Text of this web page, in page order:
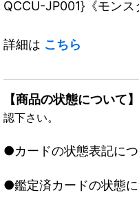
QCCU-JP001}《モンス
詳細は こちら
【商品の状態について】
認下さい。
●カードの状態表記に
●鑑定済カードの状態